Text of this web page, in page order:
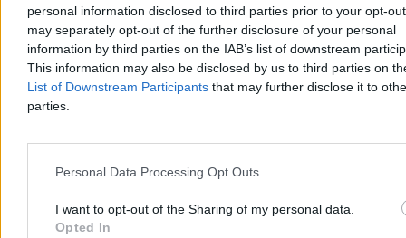
personal information disclosed to third parties prior to your opt-
may separately opt-out of the further disclosure of your personal
information by third parties on the IAB’s list of downstream
This information may also be disclosed by us to third parties on
List of Downstream Participants that may further disclose it to
parties.
Personal Data Processing Opt Outs
I want to opt-out of the Sharing of my personal data.
Opted In
Senator Ryszard Majer, związany dotychczas z Prawem i
Sprawiedliwością, dołączył do stowarzyszenia „Rozwój Plus”
związanego z Mateuszem Morawieckim. Polityk zapewnia, że nie
oznacza to rozstania z dotychczasowym środowiskiem, lecz
poszerzenie jego działalności.
Dzisiaj 12:26
Kraj